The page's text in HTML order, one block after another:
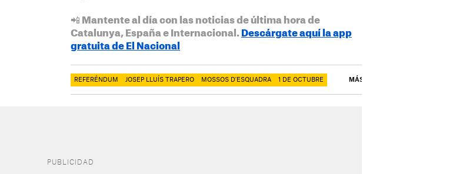
📲 Mantente al día con las noticias de última hora de
Catalunya, España e Internacional. Descárgate aquí la app
gratuita de El Nacional
REFERÉNDUM JOSEP LLUÍS TRAPERO MOSSOS D'ESQUADRA 1 DE OCTUBRE MÁS